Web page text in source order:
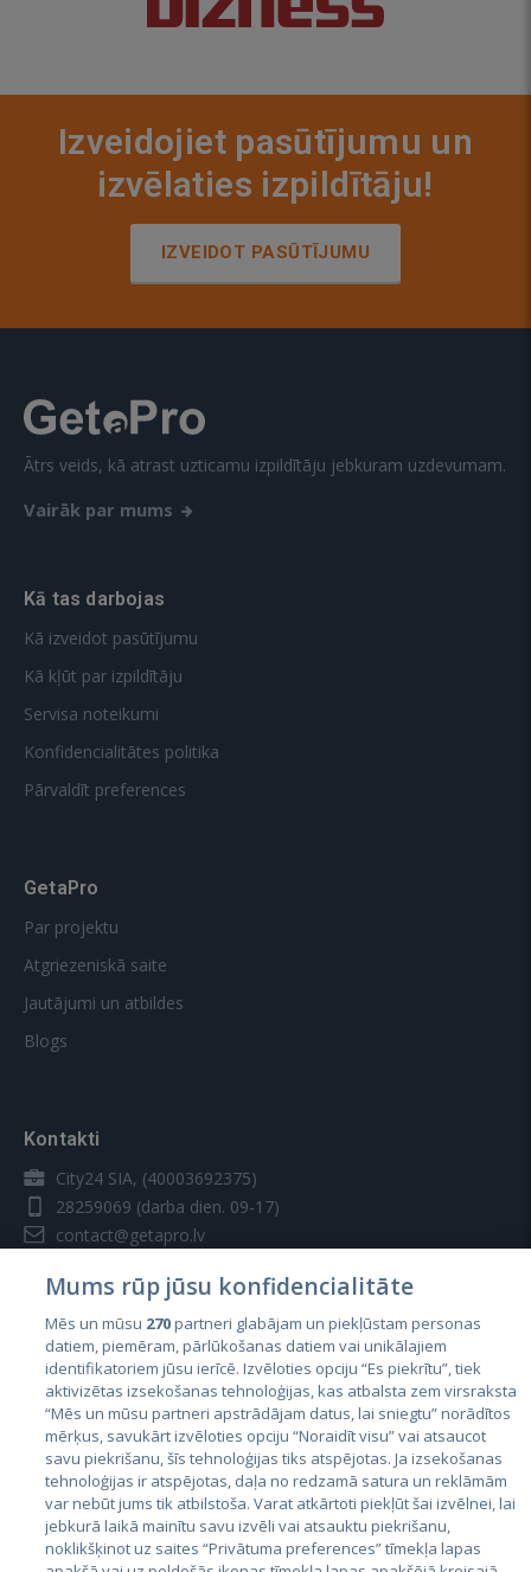
Izveidojiet pasūtījumu un
izvēlaties izpildītāju!
IZVEIDOT PASŪTĪJUMU
Ātrs veids, kā atrast uzticamu izpildītāju jebkuram uzdevumam.
Vairāk par mums
Kā tas darbojas
Kā izveidot pasūtījumu
Kā kļūt par izpildītāju
Servisa noteikumi
Konfidencialitātes politika
Pārvaldīt preferences
GetaPro
Par projektu
Atgriezeniskā saite
Jautājumi un atbildes
Blogs
Kontakti
City24 SIA, (40003692375)
28259069 (darba dien. 09-17)
contact@getapro.lv
Valstis
Igaunija
Latvija
Lietuva
Mums rūp jūsu konfidencialitāte
Mēs un mūsu 270partneri glabājam un piekļūstam personas
datiem, piemēram, pārlūkošanas datiem vai unikālajiem
identifikatoriem jūsu ierīcē. Izvēloties opciju “Es piekrītu”, tiek
aktivizētas izsekošanas tehnoloģijas, kas atbalsta zem virsraksta
“Mēs un mūsu partneri apstrādājam datus, lai sniegtu” norādītos
mērķus, savukārt izvēloties opciju “Noraidīt visu” vai atsaucot
savu piekrišanu, šīs tehnoloģijas tiks atspējotas. Ja izsekošanas
tehnoloģijas ir atspējotas, daļa no redzamā satura un reklāmām
var nebūt jums tik atbilstoša. Varat atkārtoti piekļūt šai izvēlnei, lai
jebkurā laikā mainītu savu izvēli vai atsauktu piekrišanu,
noklikšķinot uz saites “Privātuma preferences” tīmekļa lapas